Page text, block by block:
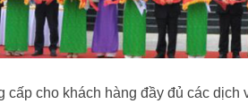
cấp cho khách hàng đầy đủ các dịch